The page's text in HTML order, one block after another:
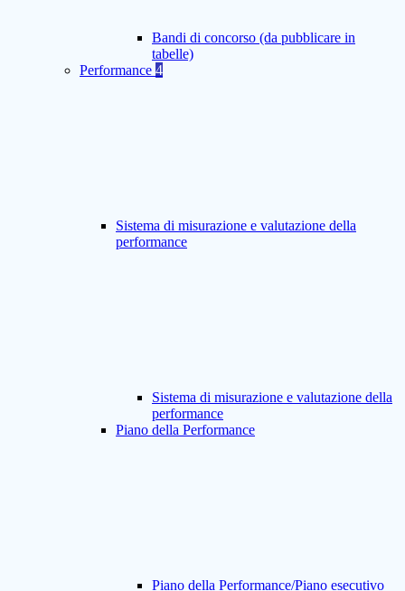
Bandi di concorso (da pubblicare in
tabelle)
Performance 4
Sistema di misurazione e valutazione della
performance
Sistema di misurazione e valutazione della
performance
Piano della Performance
Piano della Performance/Piano esecutivo